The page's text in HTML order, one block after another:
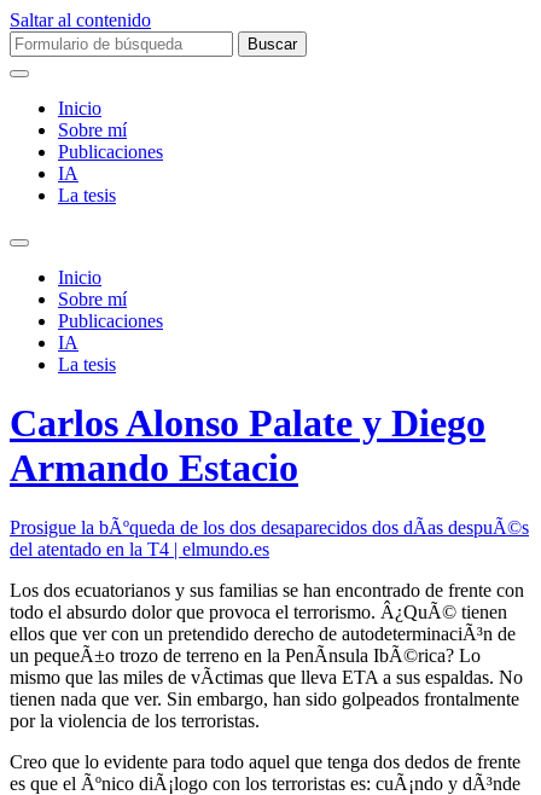
Saltar al contenido
Buscar:
Inicio
Sobre mí­
Publicaciones
IA
La tesis
Alternar
campo
búsqueda
Inicio
Sobre mí­
Publicaciones
IA
La tesis
Carlos Alonso Palate y Diego
Armando Estacio
Prosigue la bÃºqueda de los dos desaparecidos dos dÃ­as despuÃ©s
del atentado en la T4 | elmundo.es
Los dos ecuatorianos y sus familias se han encontrado de frente con
todo el absurdo dolor que provoca el terrorismo. Â¿QuÃ© tienen
ellos que ver con un pretendido derecho de autodeterminaciÃ³n de
un pequeÃ±o trozo de terreno en la PenÃ­nsula IbÃ©rica? Lo
mismo que las miles de vÃ­ctimas que lleva ETA a sus espaldas. No
tienen nada que ver. Sin embargo, han sido golpeados frontalmente
por la violencia de los terroristas.
Creo que lo evidente para todo aquel que tenga dos dedos de frente
es que el Ãºnico diÃ¡logo con los terroristas es: cuÃ¡ndo y dÃ³nde